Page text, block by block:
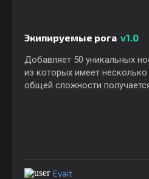
Экипируемые рога v1.0
Добавляет 50 уникальных
из которых имеет
общей сложности
Evait